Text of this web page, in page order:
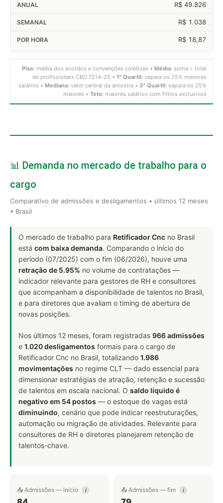
R$ 49.826
R$ 1.038
R$ 18,87
Piso: média dos acordos e convenções coletivas • Média: soma ÷ total
de profissionais CBO 7214-25 • 1º Quartil: separa os 25% menores
salários • Mediana: valor central da amostra • 3º Quartil: separa os 25%
maiores • Teto: maiores salários com filtros exclusivos
📊 Demanda no mercado de trabalho para o
cargo
Comparativo de admissões e desligamentos • últimos 12 meses
• Brasil
O mercado de trabalho para Retificador Cnc no Brasil
está com baixa demanda. Comparando o início do
período (07/2025) com o fim (06/2026), houve uma
retração de 5.95% no volume de contratações —
indicador relevante para gestores de RH e consultores
que acompanham a disponibilidade de talentos no Brasil,
e para diretores que avaliam o timing de abertura de
novas posições.
Nos últimos 12 meses, foram registradas 966 admissões
e 1.020 desligamentos formais para o cargo de
Retificador Cnc no Brasil, totalizando 1.986
movimentações no regime CLT — dado essencial para
dimensionar estratégias de atração, retenção e sucessão
de talentos em escala nacional. O saldo líquido é
negativo em 54 postos — o estoque de vagas está
diminuindo, cenário que pode indicar reestruturações,
automação ou migração de atividades. Relevante para
consultores de RH e diretores planejarem retenção de
talentos-chave.
📥 Admissões — início i 📤 Admissões — fim i